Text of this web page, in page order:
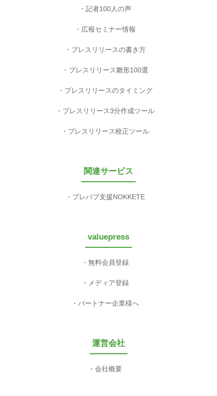
記者100人の声
広報セミナー情報
プレスリリースの書き方
プレスリリース雛形100選
プレスリリースのタイミング
プレスリリース3分作成ツール
プレスリリース校正ツール
関連サービス
プレパブ支援NOKKETE
valuepress
無料会員登録
メディア登録
パートナー企業様へ
運営会社
会社概要